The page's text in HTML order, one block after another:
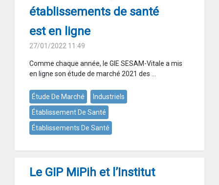
établissements de santé
est en ligne
27/01/2022 11:49
Comme chaque année, le GIE SESAM-Vitale a mis
en ligne son étude de marché 2021 des ...
Étude De Marché
Industriels
Établissement De Santé
Établissements De Santé
Le GIP MiPih et l’Institut